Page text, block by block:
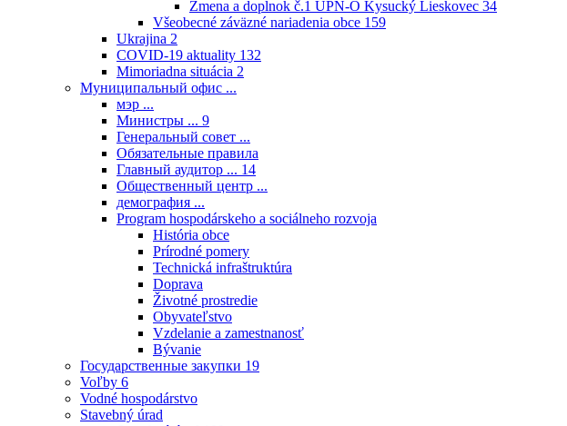
Zmena a doplnok č.1 ÚPN-O Kysucký Lieskovec 34
Všeobecné záväzné nariadenia obce 159
Ukrajina 2
COVID-19 aktuality 132
Mimoriadna situácia 2
Муниципальный офис ...
мэр ...
Министры ... 9
Генеральный совет ...
Обязательные правила
Главный аудитор ... 14
Общественный центр ...
демография ...
Program hospodárskeho a sociálneho rozvoja
História obce
Prírodné pomery
Technická infraštruktúra
Doprava
Životné prostredie
Obyvateľstvo
Vzdelanie a zamestnanosť
Bývanie
Государственные закупки 19
Voľby 6
Vodné hospodárstvo
Stavebný úrad